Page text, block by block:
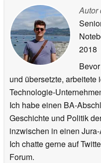
Autor
2018
und übersetzte, arbeitete
Technologie-
Ich habe einen BA-
Geschichte und Politik
inzwischen in einen
Ich chatte gerne auf
Forum.